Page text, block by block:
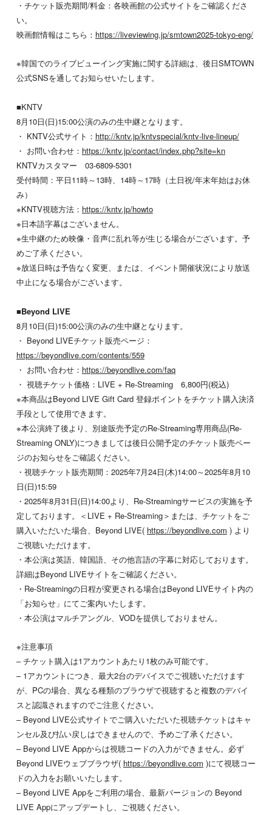
・チケット販売期間/料金：各映画館の公式サイトをご確認くださ
い。
映画館情報はこちら： https://liveviewing.jp/smtown2025-tokyo-eng/
※韓国でのライブビューイング実施に関する詳細は、後日SMTOWN
公式SNSを通してお知らせいたします。
■KNTV
8月10日(日)15:00公演のみの生中継となります。
・ KNTV公式サイト： http://kntv.jp/kntvspecial/kntv-live-lineup/
・ お問い合わせ： https://kntv.jp/contact/index.php?site=kn
KNTVカスタマー 03-6809-5301
受付時間：平日11時～13時、14時～17時（土日祝/年末年始はお休
み）
※KNTV視聴方法： https://kntv.jp/howto
※日本語字幕はございません。
※生中継のため映像・音声に乱れ等が生じる場合がございます。予
めご了承ください。
※放送日時は予告なく変更、または、イベント開催状況により放送
中止になる場合がございます。
■Beyond LIVE
8月10日(日)15:00公演のみの生中継となります。
・ Beyond LIVEチケット販売ページ：
https://beyondlive.com/contents/559
・ お問い合わせ： https://beyondlive.com/faq
・ 視聴チケット価格：LIVE + Re-Streaming 6,800円(税込)
※本商品はBeyond LIVE Gift Card 登録ポイントをチケット購入決済
手段として使用できます。
※本公演終了後より、別途販売予定のRe-Streaming専用商品(Re-
Streaming ONLY)につきましては後日公開予定のチケット販売ペー
ジのお知らせをご確認ください。
・視聴チケット販売期間：2025年7月24日(木)14:00～2025年8月10
日(日)15:59
・2025年8月31日(日)14:00より、Re-Streamingサービスの実施を予
定しております。＜LIVE + Re-Streaming＞または、 チケットをご
購入いただいた場合、Beyond LIVE( https://beyondlive.com ) より
ご視聴いただけます。
・本公演は英語、韓国語、その他言語の字幕に対応しております。
詳細はBeyond LIVEサイトをご確認ください。
・Re-Streamingの日程が変更される場合はBeyond LIVEサイト内の
「お知らせ」にてご案内いたします。
・本公演はマルチアングル、VODを提供しておりません。
※注意事項
– チケット購入は1アカウントあたり1枚のみ可能です。
– 1アカウントにつき、最大2台のデバイスでご視聴いただけます
が、PCの場合、異なる種類のブラウザで視聴すると複数のデバイ
スと認識されますのでご注意ください。
– Beyond LIVE公式サイトでご購入いただいた視聴チケットはキャ
ンセル及び払い戻しはできませんので、予めご了承ください。
– Beyond LIVE Appからは視聴コードの入力ができません。必ず
Beyond LIVEウェブブラウザ( https://beyondlive.com )にて視聴コー
ドの入力をお願いいたします。
– Beyond LIVE Appをご利用の場合、最新バージョンの Beyond
LIVE Appにアップデートし、ご視聴ください。